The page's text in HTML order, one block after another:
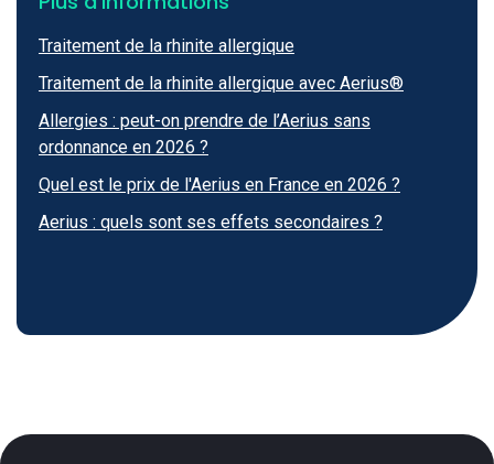
Traitement de la rhinite allergique
Traitement de la rhinite allergique avec Aerius®
Allergies : peut-on prendre de l’Aerius sans
ordonnance en 2026 ?
Quel est le prix de l'Aerius en France en 2026 ?
Aerius : quels sont ses effets secondaires ?